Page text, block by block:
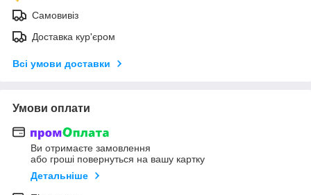
Самовивіз
Доставка кур'єром
Всі умови доставки
Умови оплати
Ви отримаєте замовлення
або гроші повернуться на вашу картку
Детальніше